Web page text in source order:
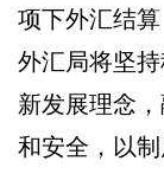
项下外汇结算
外汇局将坚
新发展理念
和安全，以